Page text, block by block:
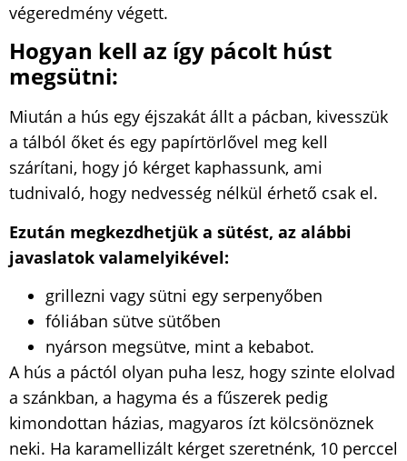
végeredmény végett.
Hogyan kell az így pácolt húst
megsütni:
Miután a hús egy éjszakát állt a pácban, kivesszük
a tálból őket és egy papírtörlővel meg kell
szárítani, hogy jó kérget kaphassunk, ami
tudnivaló, hogy nedvesség nélkül érhető csak el.
Ezután megkezdhetjük a sütést, az alábbi
javaslatok valamelyikével:
grillezni vagy sütni egy serpenyőben
fóliában sütve sütőben
nyárson megsütve, mint a kebabot.
A hús a páctól olyan puha lesz, hogy szinte elolvad
a szánkban, a hagyma és a fűszerek pedig
kimondottan házias, magyaros ízt kölcsönöznek
neki. Ha karamellizált kérget szeretnénk, 10 perccel